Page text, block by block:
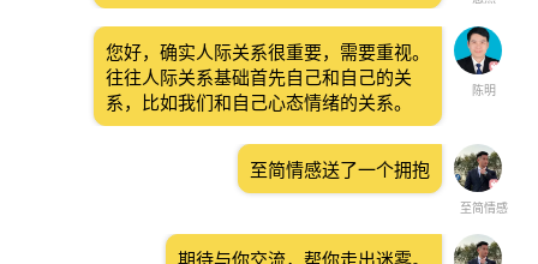
陈明
您好，确实人际关系很重要，需要重视。
往往人际关系基础首先自己和自己的关
系，比如我们和自己心态情绪的关系。
至简情感
至简情感送了一个拥抱
期待与你交流，帮你走出迷雾。